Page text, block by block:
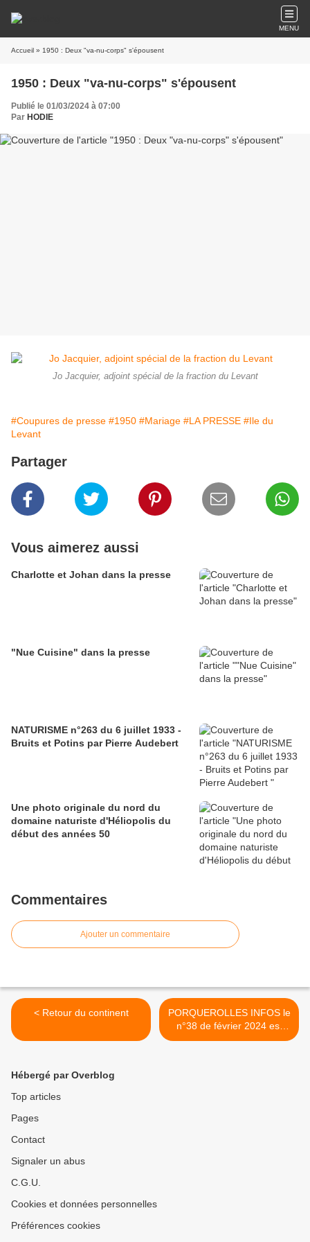
MENU
Accueil » 1950 : Deux "va-nu-corps" s'épousent
1950 : Deux "va-nu-corps" s'épousent
Publié le 01/03/2024 à 07:00
Par HODIE
Jo Jacquier, adjoint spécial de la fraction du Levant
#Coupures de presse #1950 #Mariage #LA PRESSE #Ile du
Levant
Partager
Vous aimerez aussi
Charlotte et Johan dans la presse
"Nue Cuisine" dans la presse
NATURISME n°263 du 6 juillet 1933 -
Bruits et Potins par Pierre Audebert
Une photo originale du nord du
domaine naturiste d'Héliopolis du
début des années 50
Commentaires
Ajouter un commentaire
< Retour du continent
PORQUEROLLES INFOS le
n°38 de février 2024 est
paru >
Hébergé par Overblog
Top articles
Pages
Contact
Signaler un abus
C.G.U.
Cookies et données personnelles
Préférences cookies